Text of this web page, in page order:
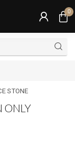
0
STONE
ONLY